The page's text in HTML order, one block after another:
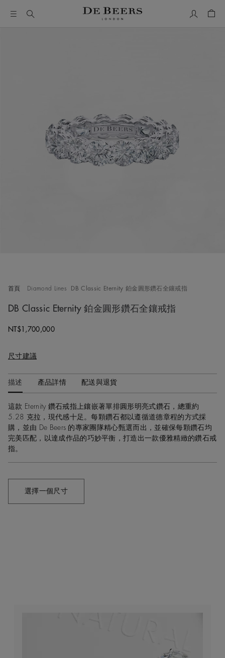
首頁 Diamond Lines DB Classic Eternity 鉑金圓形鑽石全鑲戒指
DB Classic Eternity 鉑金圓形鑽石全鑲戒指
Original price
NT$1,700,000
尺寸建議
描述 產品詳情 配送與退貨
這款 Eternity 鑽石戒指上鑲嵌著單排圓形明亮式鑽石，總重約
5.28 克拉，現代感十足。每顆鑽石都以遵循道德章程的方式採
購，並由 De Beers 的專家團隊精心甄選而出，並確保每顆鑽石均
完美匹配，以達成作品的巧妙平衡，打造出一款優雅精緻的鑽石戒
指。
選擇一個尺寸